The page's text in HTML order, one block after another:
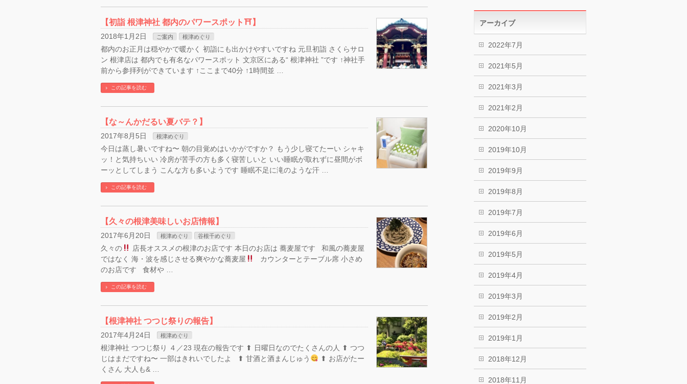
【初詣 根津神社 都内のパワースポット⛩】
2018年1月2日 ご案内 根津めぐり
都内のお正月は穏やかで暖かく 初詣にも出かけやすいですね 元旦初詣 さくらサロ
ン 根津店は 都内でも有名なパワースポット 文京区にある“ 根津神社 ”です ↑神社手
前から参拝列ができています ↑ここまで40分 ↑1時間並 …
この記事を読む
【な～んかだるい夏バテ？】
2017年8月5日 根津めぐり
今日は蒸し暑いですね〜 朝の目覚めはいかがですか？ もう少し寝てたーい シャキ
ッ！と気持ちいい 冷房が苦手の方も多く寝苦しいと いい睡眠が取れずに昼間がボ
ーッとしてしまう こんな方も多いようです 睡眠不足に滝のような汗 …
この記事を読む
【久々の根津美味しいお店情報】
2017年6月20日 根津めぐり 谷根千めぐり
久々の
店長オススメの根津のお店です 本日のお店は 蕎麦屋です 和風の蕎麦屋
ではなく 海・波を感じさせる爽やかな蕎麦屋
カウンターとテーブル席 小さめ
のお店です 食材や …
この記事を読む
【根津神社 つつじ祭りの報告】
2017年4月24日 根津めぐり
根津神社 つつじ祭り ４／23 現在の報告です ⬆︎ 日曜日なのでたくさんの人 ⬆︎ つつ
じはまだですね〜 一部はきれいでしたよ ⬆︎ 甘酒と酒まんじゅう
⬆︎ お店がたー
くさん 大人も& …
アーカイブ
2022年7月
2021年5月
2021年3月
2021年2月
2020年10月
2019年10月
2019年9月
2019年8月
2019年7月
2019年6月
2019年5月
2019年4月
2019年3月
2019年2月
2019年1月
2018年12月
2018年11月